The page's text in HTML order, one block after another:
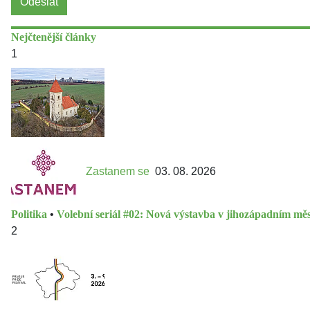
Nejčtenější články
1
Zastanem se 03. 08. 2026
Politika • Volební seriál #02: Nová výstavba v jihozápadním
2